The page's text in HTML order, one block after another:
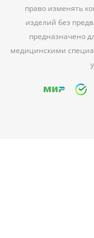
право изменять
изделий без
предназначено
медицинскими